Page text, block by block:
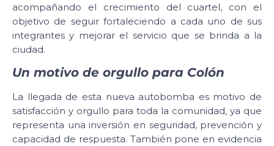
acompañando el crecimiento del cuartel, con el
objetivo de seguir fortaleciendo a cada uno de sus
integrantes y mejorar el servicio que se brinda a la
ciudad.
Un motivo de orgullo para Colón
La llegada de esta nueva autobomba es motivo de
satisfacción y orgullo para toda la comunidad, ya que
representa una inversión en seguridad, prevención y
capacidad de respuesta. También pone en evidencia